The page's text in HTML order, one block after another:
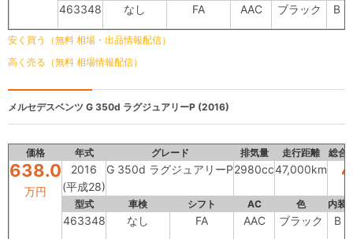
463348 なし FA AAC ブラック B
安く買う（無料 相場・出品情報配信）
高く売る（無料 相場情報配信）
メルセデスベンツ G 350d ラグジュアリーP (2016)
価格 年式 グレード 排気量 走行距離 総合
638.0
万円
2016
(平成28)
G 350d ラグジュアリーP2980cc47,000km 4
型式 車検 シフト AC 色 内装
463348 なし FA AAC ブラック B